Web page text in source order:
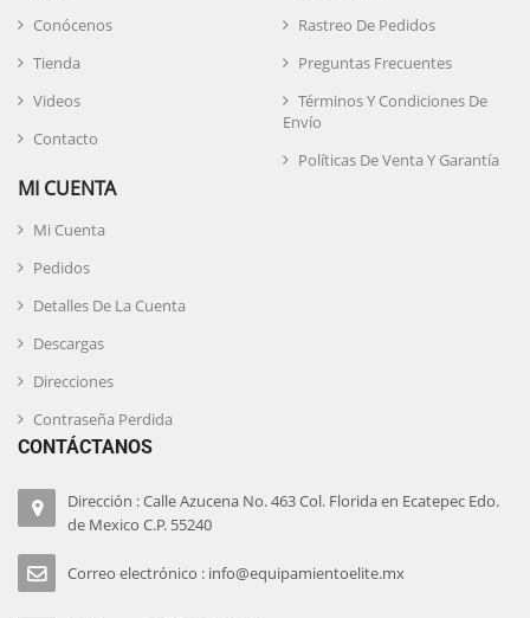
Conócenos
Tienda
Videos
Contacto
Rastreo De Pedidos
Preguntas Frecuentes
Términos Y Condiciones De
Envío
Políticas De Venta Y Garantía
MI CUENTA
Mi Cuenta
Pedidos
Detalles De La Cuenta
Descargas
Direcciones
Contraseña Perdida
CONTÁCTANOS
Dirección : Calle Azucena No. 463 Col. Florida en Ecatepec Edo.
de Mexico C.P. 55240
Correo electrónico : info@equipamientoelite.mx